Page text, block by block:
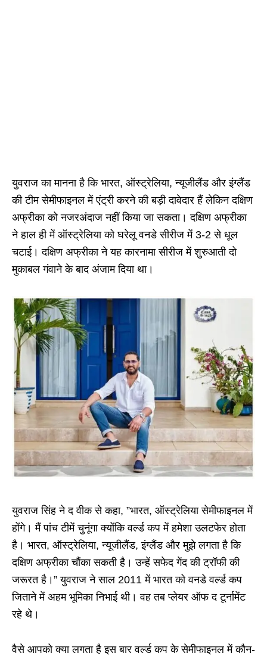
युवराज का मानना है कि भारत, ऑस्ट्रेलिया, न्यूजीलैंड और इंग्लैंड
की टीम सेमीफाइनल में एंट्री करने की बड़ी दावेदार हैं लेकिन दक्षिण
अफ्रीका को नजरअंदाज नहीं किया जा सकता। दक्षिण अफ्रीका
ने हाल ही में ऑस्ट्रेलिया को घरेलू वनडे सीरीज में 3-2 से धूल
चटाई। दक्षिण अफ्रीका ने यह कारनामा सीरीज में शुरुआती दो
मुकाबल गंवाने के बाद अंजाम दिया था।
युवराज सिंह ने द वीक से कहा, ”भारत, ऑस्ट्रेलिया सेमीफाइनल में
होंगे। मैं पांच टीमें चुनूंगा क्योंकि वर्ल्ड कप में हमेशा उलटफेर होता
है। भारत, ऑस्ट्रेलिया, न्यूजीलैंड, इंग्लैंड और मुझे लगता है कि
दक्षिण अफ्रीका चौंका सकती है। उन्हें सफेद गेंद की ट्रॉफी की
जरूरत है।” युवराज ने साल 2011 में भारत को वनडे वर्ल्ड कप
जिताने में अहम भूमिका निभाई थी। वह तब प्लेयर ऑफ द टूर्नामेंट
रहे थे।
वैसे आपको ‌क्या लगता है इस बार वर्ल्ड कप के सेमीफाइनल में कौन-